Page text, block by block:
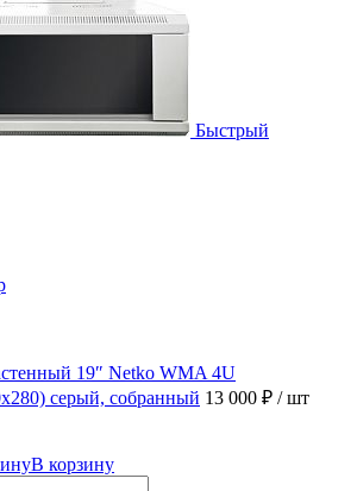
Быстрый
19″ Netko WMA 4U
серый, собранный 13 000 ₽ / шт
В корзину